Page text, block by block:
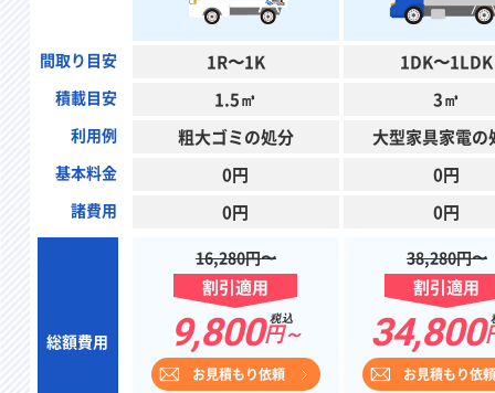
間取り目安 1R〜1K 1DK〜1LDK
積載目安 1.5㎥ 3㎥
利用例 粗大ゴミの処分 大型家具家電の
基本料金 0円 0円
諸費用 0円 0円
総額費用
16,280円〜
割引適用
9,800円～
税込
お見積もり依頼
38,280円〜
割引適用
34,800
お見積もり依頼